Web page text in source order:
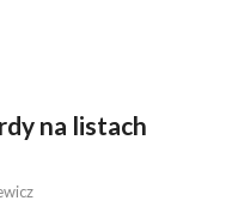
na listach